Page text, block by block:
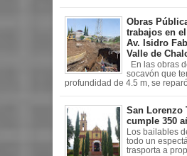
Obras
trabajos en
Av. Isidro
Valle de
En las obras
socavón que
profundidad de 4.5 m, se
San Lorenzo
cumple 350
Los bailables
todo un
trasporta a